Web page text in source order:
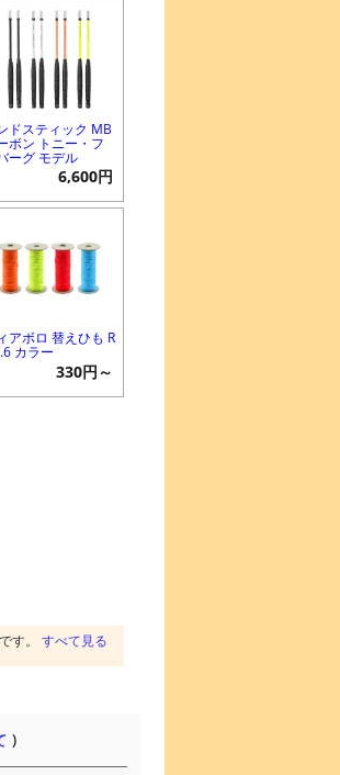
ドスティック MB
ボン トニー・フ
ーグ モデル
6,600円
アボロ 替えひも R
カラー
330円～
す。 すべて見る
)